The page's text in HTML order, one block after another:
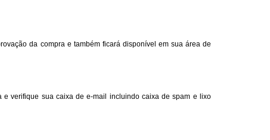
da compra e também ficará disponível em sua área de
verifique sua caixa de e-mail incluindo caixa de spam e lixo